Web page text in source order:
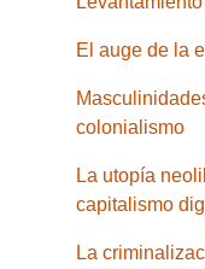
El auge de la
colonialismo
La utopía
capitalismo
La